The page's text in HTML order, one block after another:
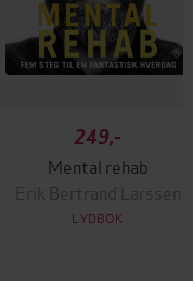
249,-
Mental rehab
Erik Bertrand Larssen
LYDBOK